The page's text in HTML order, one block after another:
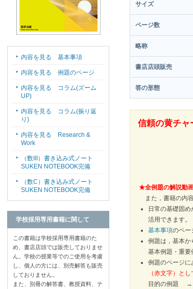
サイズ
ページ数
略称
書店店頭販売
答の形態
信頼の黄チ
★全例題の解説動
また，書籍の内
日常の基礎固
活用できます。
基本事項のペー
例題は，基本か
基本例題・重要
例題のページに
（赤文字）と
目的の例題 →
内容を見る 基本事項
内容を見る 例題のページ
内容を見る コラム(ズーム
UP)
内容を見る コラム(振り返
り)
内容を見る Research &
Work
（数III）書き込み式ノート
SUKEN NOTEBOOK完備
（数C）書き込み式ノート
SUKEN NOTEBOOK完備
学校採用専用書籍に関して
この書籍は学校採用専用書籍のた
め、書店店頭では販売しておりませ
ん。学校の授業等でのご使用を考慮
し、個人の方には、別売解答も販売
しておりません。
また、別冊の解答書、教授資料、テ